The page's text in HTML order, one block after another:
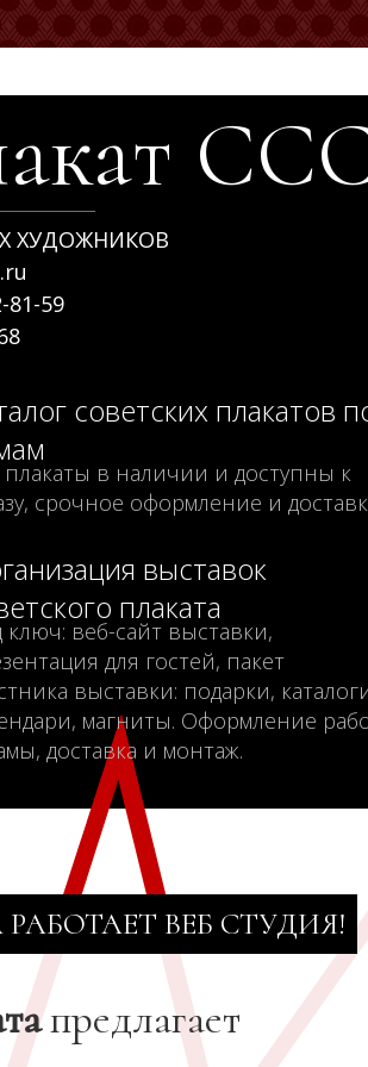
ХУДОЖНИКОВ
81-59
советских плакатов
плакаты в наличии и доступны к
срочное оформление и
выставок
плаката
ключ: веб-сайт выставки,
для гостей, пакет
выставки: подарки,
магниты. Оформление
доставка и монтаж.
ВЕБ СТУДИЯ!
предлагает